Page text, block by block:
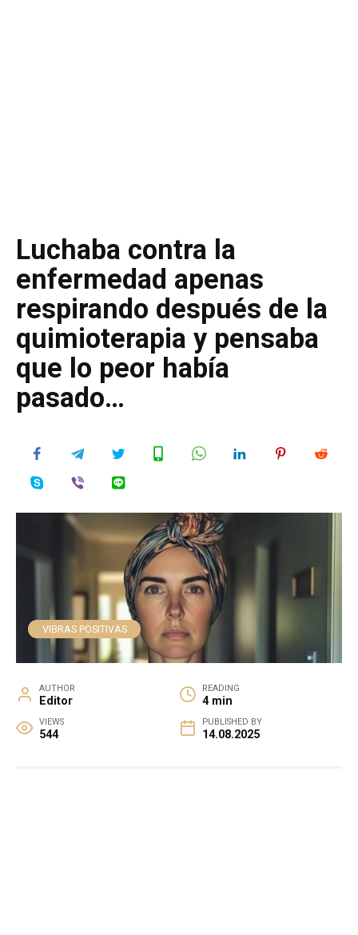
Luchaba contra la
enfermedad apenas
respirando después de la
quimioterapia y pensaba
que lo peor había
pasado…
VIBRAS POSITIVAS
AUTHOR
Editor
READING
4 min
VIEWS
544
PUBLISHED BY
14.08.2025